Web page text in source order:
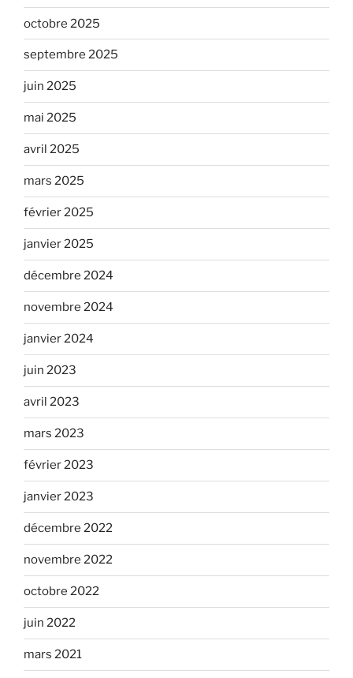
octobre 2025
septembre 2025
juin 2025
mai 2025
avril 2025
mars 2025
février 2025
janvier 2025
décembre 2024
novembre 2024
janvier 2024
juin 2023
avril 2023
mars 2023
février 2023
janvier 2023
décembre 2022
novembre 2022
octobre 2022
juin 2022
mars 2021